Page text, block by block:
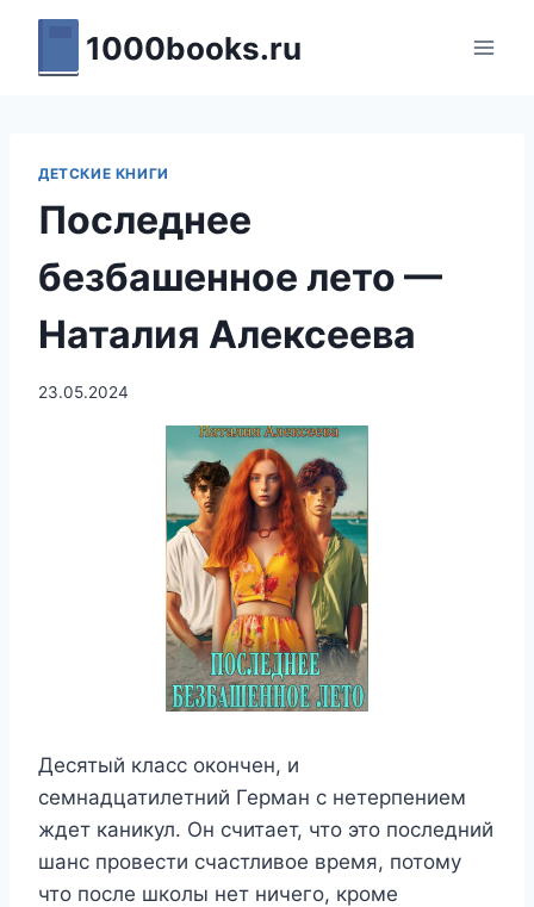
Перейти
содержимому
1000books.ru
ДЕТСКИЕ КНИГИ
Последнее
безбашенное лето —
Наталия Алексеева
23.05.2024
Десятый класс окончен, и
семнадцатилетний Герман с нетерпением
ждет каникул. Он считает, что это последний
шанс провести счастливое время, потому
что после школы нет ничего, кроме